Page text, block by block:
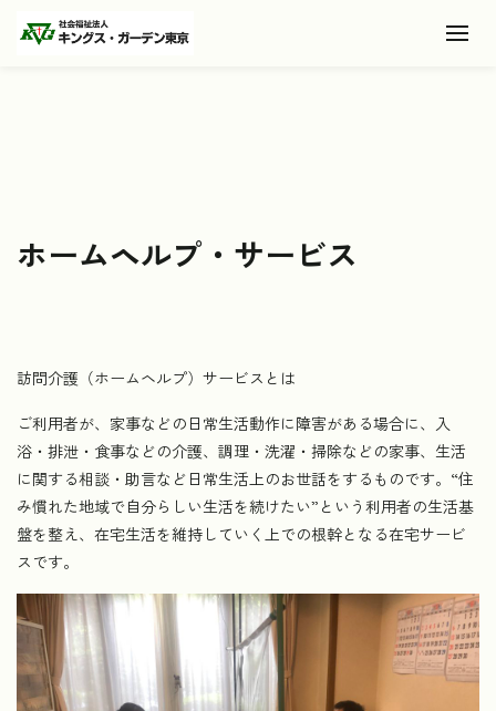
ホームヘルプ・サービス
訪問介護（ホームヘルプ）サービスとは
ご利用者が、家事などの日常生活動作に障害がある場合に、入
浴・排泄・食事などの介護、調理・洗濯・掃除などの家事、生活
に関する相談・助言など日常生活上のお世話をするものです。“住
み慣れた地域で自分らしい生活を続けたい”という利用者の生活基
盤を整え、在宅生活を維持していく上での根幹となる在宅サービ
スです。